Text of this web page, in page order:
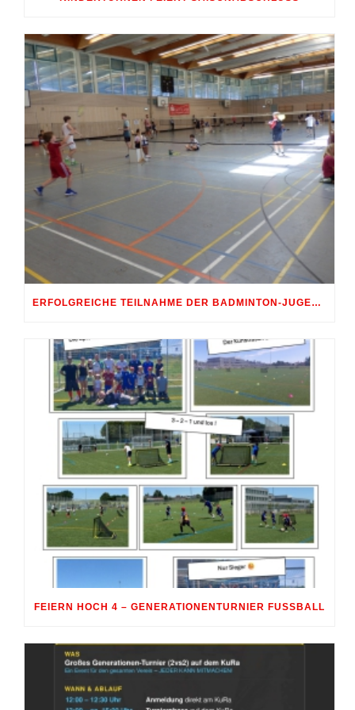
ERFOLGREICHE TEILNAHME DER BADMINTON-JUGEND AM 10. SHUTTLE-CUP 2026 IN ERDWEG
FEIERN HOCH 4 – GENERATIONENTURNIER FUSSBALL